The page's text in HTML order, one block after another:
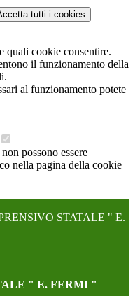
tutti i cookies
quali cookie consentire.
il funzionamento della
al funzionamento potete
possono essere
nella pagina della cookie
STATALE " E.
" E. FERMI "